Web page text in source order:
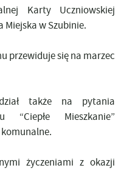
Karty Uczniowskiej
Miejska w Szubinie.
przewiduje się na marzec
także na pytania
Mieszkanie”
życzeniami z okazji